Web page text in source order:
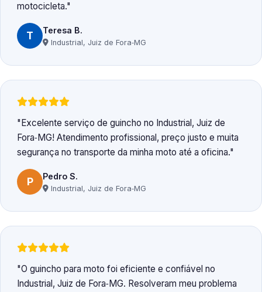
motocicleta.
T Teresa B.
Industrial, Juiz de Fora‑MG
Excelente serviço de guincho no Industrial, Juiz de
Fora‑MG! Atendimento profissional, preço justo e muita
segurança no transporte da minha moto até a oficina.
P Pedro S.
Industrial, Juiz de Fora‑MG
O guincho para moto foi eficiente e confiável no
Industrial, Juiz de Fora‑MG. Resolveram meu problema